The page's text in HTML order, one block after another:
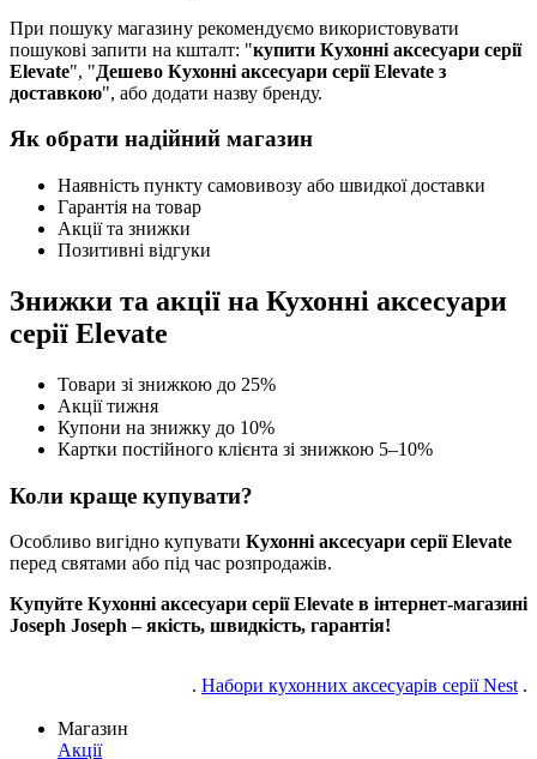
При пошуку магазину рекомендуємо використовувати
пошукові запити на кшталт: "купити Кухонні аксесуари серії
Elevate", "Дешево Кухонні аксесуари серії Elevate з
доставкою", або додати назву бренду.
Як обрати надійний магазин
Наявність пункту самовивозу або швидкої доставки
Гарантія на товар
Акції та знижки
Позитивні відгуки
Знижки та акції на Кухонні аксесуари
серії Elevate
Товари зі знижкою до 25%
Акції тижня
Купони на знижку до 10%
Картки постійного клієнта зі знижкою 5–10%
Коли краще купувати?
Особливо вигідно купувати Кухонні аксесуари серії Elevate
перед святами або під час розпродажів.
Купуйте Кухонні аксесуари серії Elevate в інтернет-магазині
Joseph Joseph – якість, швидкість, гарантія!
. Набори кухонних аксесуарів серії Nest .
Магазин
Акції